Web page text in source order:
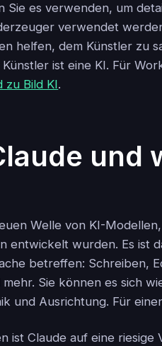
Sie es verwenden, um
verwendet
helfen, dem Künstler zu
ist eine KI. Für
zu Bild KI.
Welle von KI-
entwickelt wurden. Es ist
betreffen: Schreiben,
mehr. Sie können es sich
und Ausrichtung. Für
ist Claude auf eine